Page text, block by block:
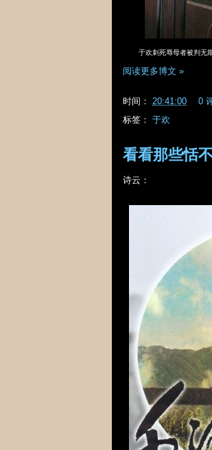
于欢刺死辱母者被判无
阅读更多博文 »
时间： 20:41:00
0
标签： 于欢
看看那些恬
诗云：